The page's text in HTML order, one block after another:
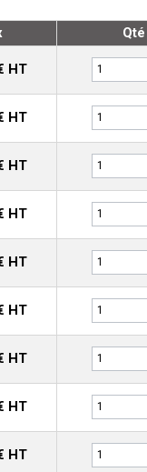
Qté
HT
HT
HT
HT
HT
HT
HT
HT
HT